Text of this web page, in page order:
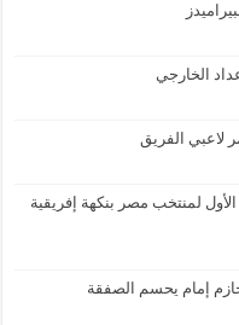
الخارجي
لاعبي الفريق
لمنتخب مصر بنكهة إفريقية
إمام يحسم الصفقة